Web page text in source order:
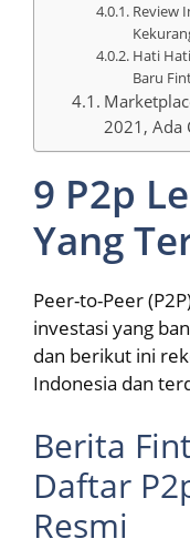
Review
Hati
Baru
2021, Ada
9 P2p
Yang
Peer-to-Peer
investasi yang
dan berikut ini
Indonesia dan
Berita
Daftar
Resmi